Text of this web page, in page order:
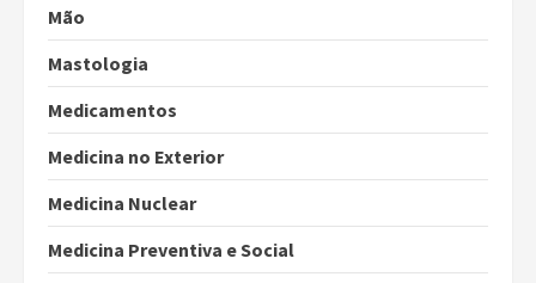
Mão
Mastologia
Medicamentos
Medicina no Exterior
Medicina Nuclear
Medicina Preventiva e Social